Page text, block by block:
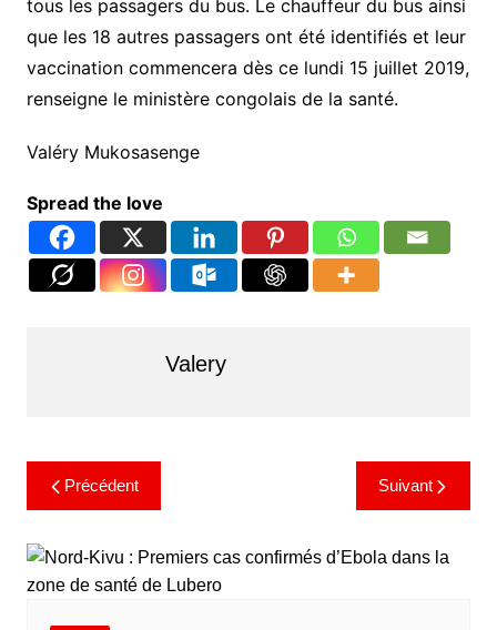
tous les passagers du bus. Le chauffeur du bus ainsi
que les 18 autres passagers ont été identifiés et leur
vaccination commencera dès ce lundi 15 juillet 2019,
renseigne le ministère congolais de la santé.
Valéry Mukosasenge
Spread the love
Valery
Précédent Suivant